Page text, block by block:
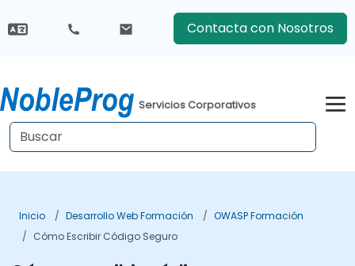
Contacta con Nosotros
Servicios Corporativos
Inicio Desarrollo Web Formación
OWASP Formación
Cómo Escribir Código Seguro